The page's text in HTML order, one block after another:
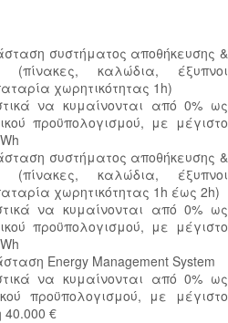
συστήματος αποθήκευσης &
καλώδια, έξυπνοι
χωρητικότητας 1h)
να κυμαίνονται από 0% ως
προϋπολογισμού, με μέγιστο
συστήματος αποθήκευσης &
καλώδια, έξυπνοι
χωρητικότητας 1h έως 2h)
να κυμαίνονται από 0% ως
προϋπολογισμού, με μέγιστο
Energy Management System
να κυμαίνονται από 0% ως
προϋπολογισμού, με μέγιστο
€